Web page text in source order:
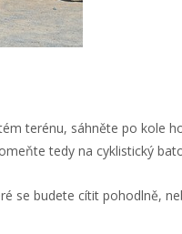
terénu, sáhněte po kole
tedy na cyklistický
se budete cítit pohodlně,